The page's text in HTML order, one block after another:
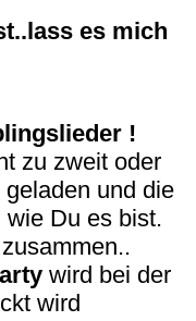
es mich
!
zu zweit oder
geladen und die
Du es bist.
wird bei der
wird